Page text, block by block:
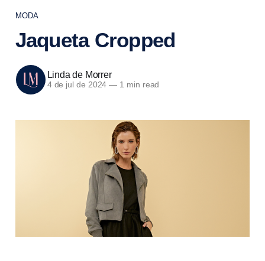
MODA
Jaqueta Cropped
Linda de Morrer
4 de jul de 2024 — 1 min read